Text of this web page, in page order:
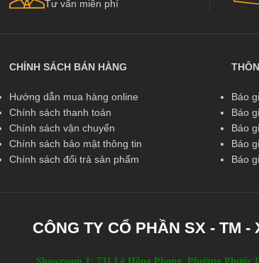
Kingdoor, Hoabinhdoor…
Tư vấn miễn phí
CHÍNH SÁCH BÁN HÀNG
Hướng dẫn mua hàng online
Chính sách thanh toán
Chính sách vận chuyển
Chính sách bảo mật thông tin
Chính sách đổi trả sản phẩm
Báo
Báo
Báo
Báo
Báo
CÔNG TY CỔ PHẦN SX - TM -